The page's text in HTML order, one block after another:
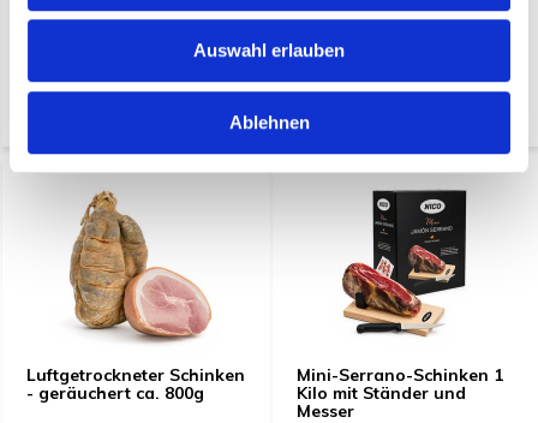
Auswahl erlauben
Ablehnen
- Jamon natural ca. 800g
€ 11,89*
mit Pfeffer ca. 800g
€ 13,04*
Luftgetrockneter Schinken
- geräuchert ca. 800g
Mini-Serrano-Schinken 1
Kilo mit Ständer und
Messer